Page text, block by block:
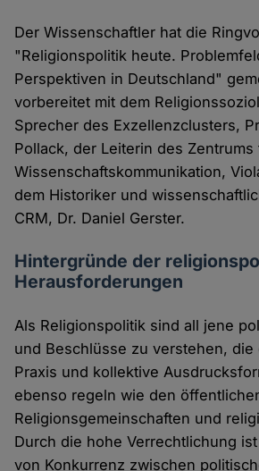
Der Wissenschaftler hat die
"Religionspolitik heute.
Perspektiven in Deutschland"
vorbereitet mit dem
Sprecher des Exzellenzclusters,
Pollack, der Leiterin des Zentrums
Wissenschaftskommunikation,
dem Historiker und
CRM, Dr. Daniel Gerster.
Hintergründe der
Herausforderungen
Als Religionspolitik sind all jene
und Beschlüsse zu verstehen,
Praxis und kollektive
ebenso regeln wie den
Religionsgemeinschaften und
Durch die hohe Verrechtlichung
von Konkurrenz zwischen